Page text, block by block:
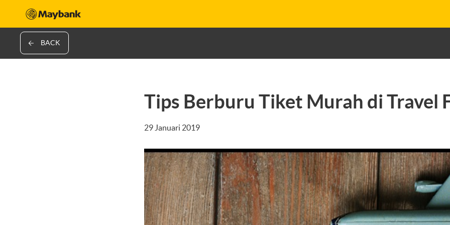
BACK
Tips Berburu Tiket Murah di Travel
29 Januari 2019